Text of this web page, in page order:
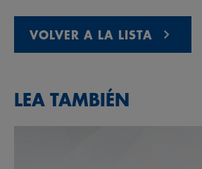
VOLVER A LA LISTA
LEA TAMBIÉN